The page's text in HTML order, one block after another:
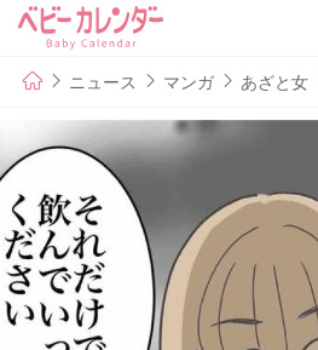
ニュース マンガ あざと女